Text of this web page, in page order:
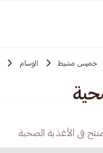
خميس مشيط الوسام